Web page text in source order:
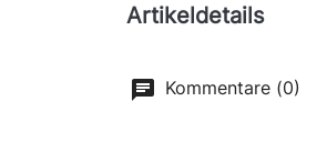
Artikeldetails
Kommentare (0)